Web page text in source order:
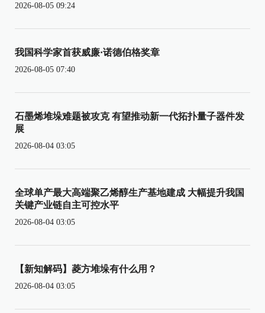
2026-08-05 09:24
我国科学家首获威廉·诺德伯格奖章
2026-08-05 07:40
石墨烯堆垛难题被攻克 有望推动新一代拓扑量子器件发
展
2026-08-04 03:05
全球单产最大高端聚乙烯醇生产基地建成 大幅提升我国
关键产业链自主可控水平
2026-08-04 03:05
【新知解码】菱方堆垛有什么用？
2026-08-04 03:05